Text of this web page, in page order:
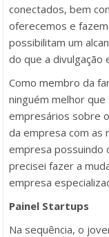
conectados, bem
oferecemos e
possibilitam um
do que a divulgação
Como membro da
ninguém melhor
empresários sobre
da empresa com as
empresa possuindo
precisei fazer a
empresa
Painel Startups
Na sequência, o